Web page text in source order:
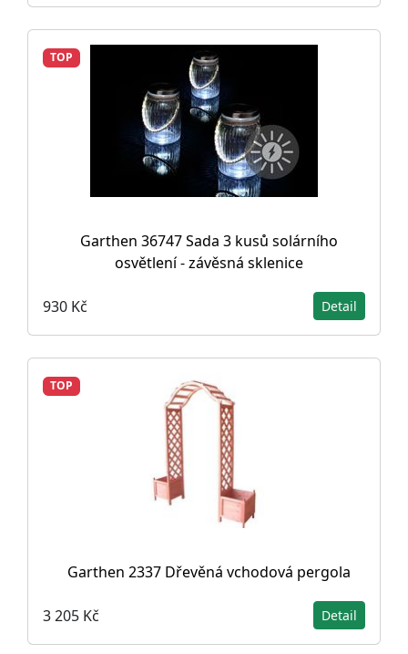
TOP
Garthen 36747 Sada 3 kusů solárního
osvětlení - závěsná sklenice
930 Kč Detail
TOP
Garthen 2337 Dřevěná vchodová pergola
3 205 Kč Detail